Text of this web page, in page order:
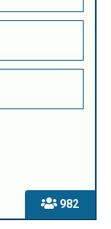
982